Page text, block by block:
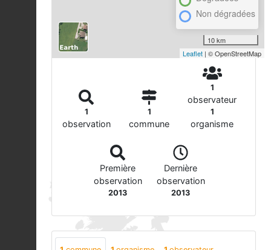
Non dégradées
10 km
Leaflet | © OpenStreetMap
1
observation
1
commune
1
observateur
1
organisme
Première
observation
2013
Dernière
observation
2013